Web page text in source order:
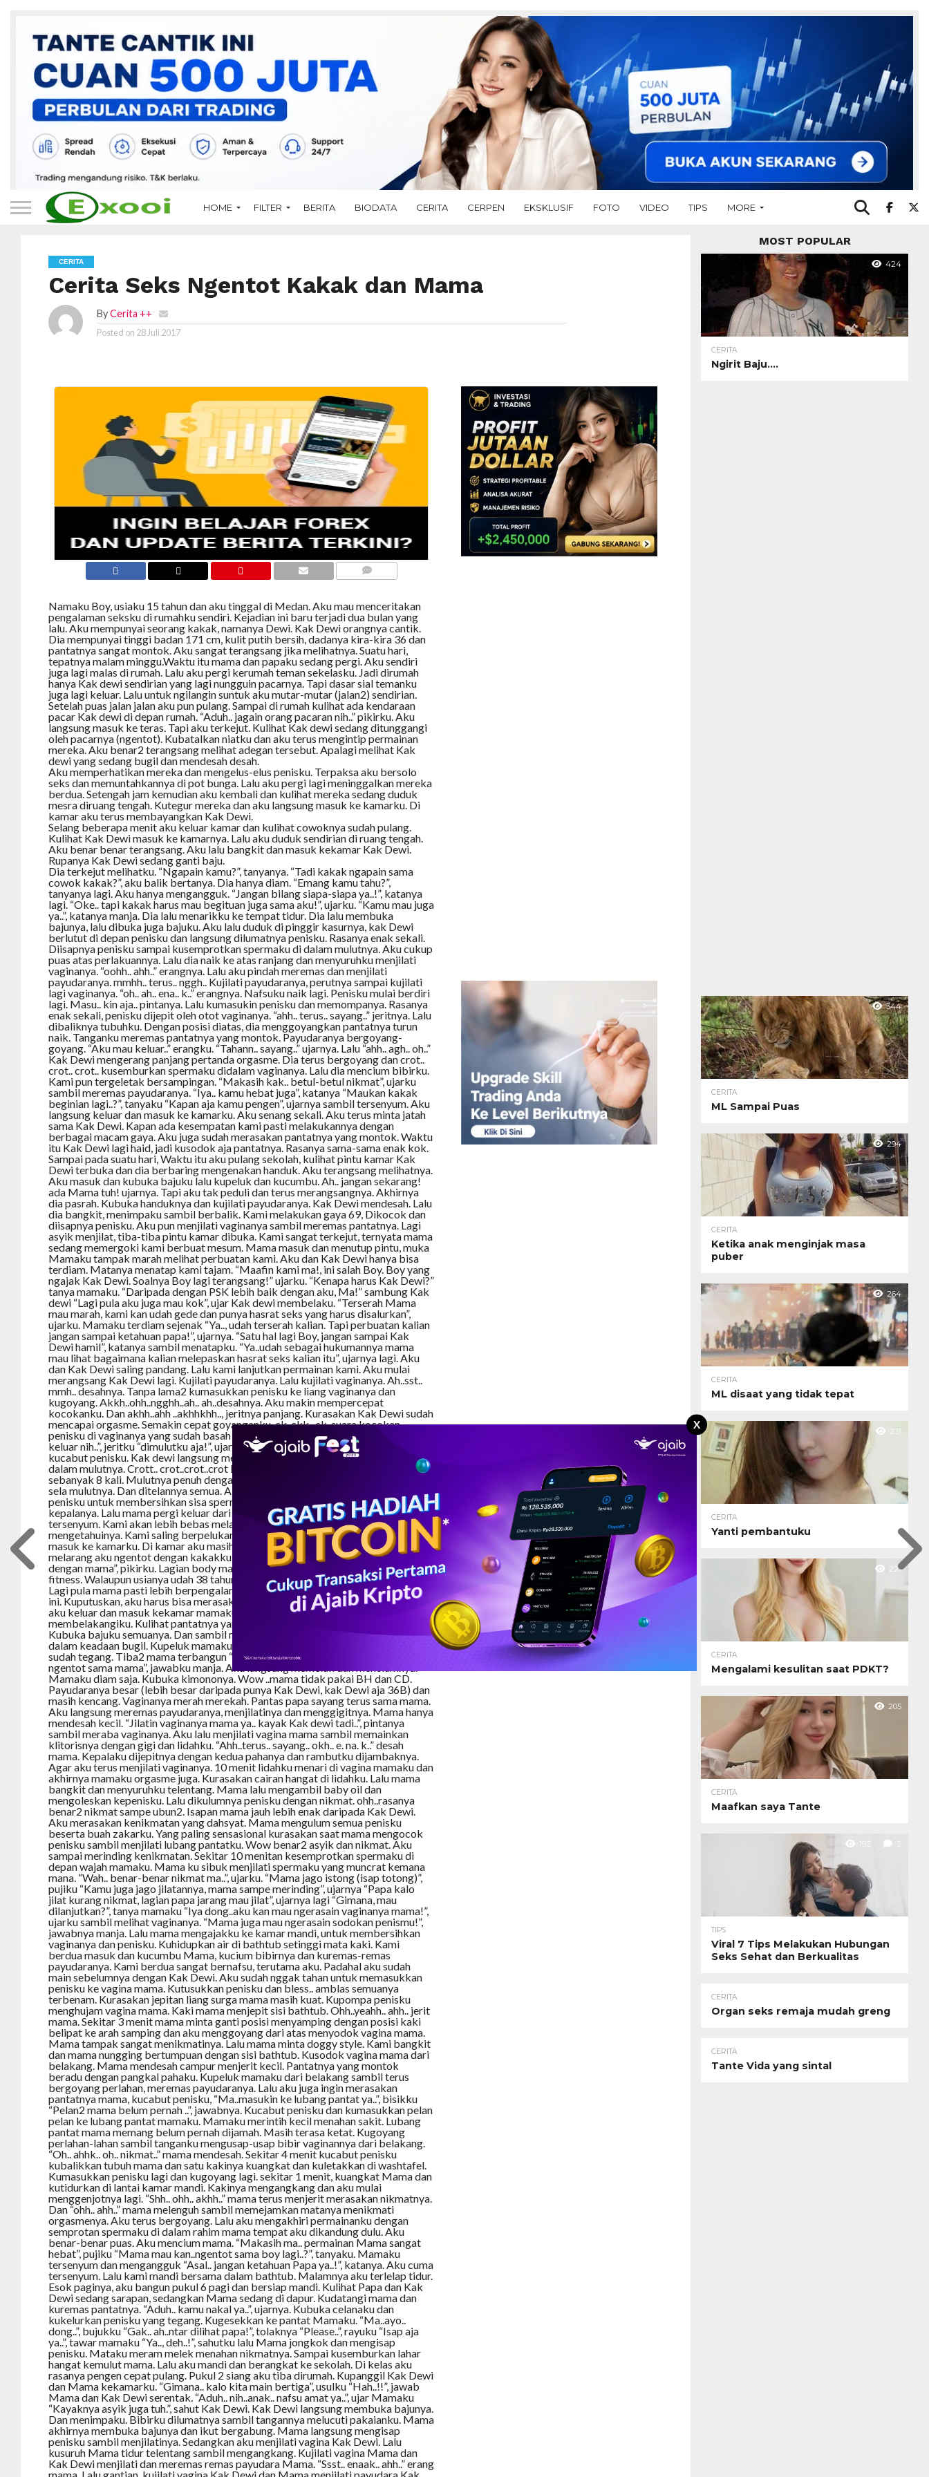
X
HOME FILTER BERITA BIODATA CERITA CERPEN EKSKLUSIF FOTO VIDEO TIPS MORE
CERITA
Cerita Seks Ngentot Kakak dan Mama
By Cerita ++
Posted on 28 Juli 2017
Namaku Boy, usiaku 15 tahun dan aku tinggal di Medan. Aku mau menceritakan
pengalaman seksku di rumahku sendiri. Kejadian ini baru terjadi dua bulan yang
lalu. Aku mempunyai seorang kakak, namanya Dewi. Kak Dewi orangnya cantik.
Dia mempunyai tinggi badan 171 cm, kulit putih bersih, dadanya kira-kira 36 dan
pantatnya sangat montok. Aku sangat terangsang jika melihatnya. Suatu hari,
tepatnya malam minggu.Waktu itu mama dan papaku sedang pergi. Aku sendiri
juga lagi malas di rumah. Lalu aku pergi kerumah teman sekelasku. Jadi dirumah
hanya Kak dewi sendirian yang lagi nungguin pacarnya. Tapi dasar sial temanku
juga lagi keluar. Lalu untuk ngilangin suntuk aku mutar-mutar (jalan2) sendirian.
Setelah puas jalan jalan aku pun pulang. Sampai di rumah kulihat ada kendaraan
pacar Kak dewi di depan rumah. “Aduh.. jagain orang pacaran nih..” pikirku. Aku
langsung masuk ke teras. Tapi aku terkejut. Kulihat Kak dewi sedang ditunggangi
oleh pacarnya (ngentot). Kubatalkan niatku dan aku terus mengintip permainan
mereka. Aku benar2 terangsang melihat adegan tersebut. Apalagi melihat Kak
dewi yang sedang bugil dan mendesah desah.
Aku memperhatikan mereka dan mengelus-elus penisku. Terpaksa aku bersolo
seks dan memuntahkannya di pot bunga. Lalu aku pergi lagi meninggalkan mereka
berdua. Setengah jam kemudian aku kembali dan kulihat mereka sedang duduk
mesra diruang tengah. Kutegur mereka dan aku langsung masuk ke kamarku. Di
kamar aku terus membayangkan Kak Dewi.
Selang beberapa menit aku keluar kamar dan kulihat cowoknya sudah pulang.
Kulihat Kak Dewi masuk ke kamarnya. Lalu aku duduk sendirian di ruang tengah.
Aku benar benar terangsang. Aku lalu bangkit dan masuk kekamar Kak Dewi.
Rupanya Kak Dewi sedang ganti baju.
Dia terkejut melihatku. “Ngapain kamu?”, tanyanya. “Tadi kakak ngapain sama
cowok kakak?”, aku balik bertanya. Dia hanya diam. “Emang kamu tahu?”,
tanyanya lagi. Aku hanya mengangguk. “Jangan bilang siapa-siapa ya..!”, katanya
lagi. “Oke.. tapi kakak harus mau begituan juga sama aku!”, ujarku. “Kamu mau juga
ya..”, katanya manja. Dia lalu menarikku ke tempat tidur. Dia lalu membuka
bajunya, lalu dibuka juga bajuku. Aku lalu duduk di pinggir kasurnya, kak Dewi
berlutut di depan penisku dan langsung dilumatnya penisku. Rasanya enak sekali.
Diisapnya penisku sampai kusemprotkan spermaku di dalam mulutnya. Aku cukup
puas atas perlakuannya. Lalu dia naik ke atas ranjang dan menyuruhku menjilati
vaginanya. “oohh.. ahh..” erangnya. Lalu aku pindah meremas dan menjilati
payudaranya. mmhh.. terus.. nggh.. Kujilati payudaranya, perutnya sampai kujilati
lagi vaginanya. “oh.. ah.. ena.. k..” erangnya. Nafsuku naik lagi. Penisku mulai berdiri
lagi. Masu.. kin aja.. pintanya. Lalu kumasukin penisku dan memompanya. Rasanya
enak sekali, penisku dijepit oleh otot vaginanya. “ahh.. terus.. sayang..” jeritnya. Lalu
dibaliknya tubuhku. Dengan posisi diatas, dia menggoyangkan pantatnya turun
naik. Tanganku meremas pantatnya yang montok. Payudaranya bergoyang-
goyang. “Aku mau keluar..” erangku. “Tahann.. sayang..” ujarnya. Lalu “ahh.. agh.. oh..”
Kak Dewi mengerang panjang pertanda orgasme. Dia terus bergoyang dan crot..
crot.. crot.. kusemburkan spermaku didalam vaginanya. Lalu dia mencium bibirku.
Kami pun tergeletak bersampingan. “Makasih kak.. betul-betul nikmat”, ujarku
sambil meremas payudaranya. “Iya.. kamu hebat juga”, katanya “Maukan kakak
beginian lagi..?”, tanyaku “Kapan aja kamu pengen”, ujarnya sambil tersenyum. Aku
langsung keluar dan masuk ke kamarku. Aku senang sekali. Aku terus minta jatah
sama Kak Dewi. Kapan ada kesempatan kami pasti melakukannya dengan
berbagai macam gaya. Aku juga sudah merasakan pantatnya yang montok. Waktu
itu Kak Dewi lagi haid, jadi kusodok aja pantatnya. Rasanya sama-sama enak kok.
Sampai pada suatu hari, Waktu itu aku pulang sekolah, kulihat pintu kamar Kak
Dewi terbuka dan dia berbaring mengenakan handuk. Aku terangsang melihatnya.
Aku masuk dan kubuka bajuku lalu kupeluk dan kucumbu. Ah.. jangan sekarang!
ada Mama tuh! ujarnya. Tapi aku tak peduli dan terus merangsangnya. Akhirnya
dia pasrah. Kubuka handuknya dan kujilati payudaranya. Kak Dewi mendesah. Lalu
dia bangkit, menimpaku sambil berbalik. Kami melakukan gaya 69, Dikocok dan
diisapnya penisku. Aku pun menjilati vaginanya sambil meremas pantatnya. Lagi
asyik menjilat, tiba-tiba pintu kamar dibuka. Kami sangat terkejut, ternyata mama
sedang memergoki kami berbuat mesum. Mama masuk dan menutup pintu, muka
Mamaku tampak marah melihat perbuatan kami. Aku dan Kak Dewi hanya bisa
terdiam. Matanya menatap kami tajam. “Maafin kami ma!, ini salah Boy. Boy yang
ngajak Kak Dewi. Soalnya Boy lagi terangsang!” ujarku. “Kenapa harus Kak Dewi?”
tanya mamaku. “Daripada dengan PSK lebih baik dengan aku, Ma!” sambung Kak
dewi “Lagi pula aku juga mau kok”, ujar Kak dewi membelaku. “Terserah Mama
mau marah, kami kan udah gede dan punya hasrat seks yang harus disalurkan”,
ujarku. Mamaku terdiam sejenak “Ya.., udah terserah kalian. Tapi perbuatan kalian
jangan sampai ketahuan papa!”, ujarnya. “Satu hal lagi Boy, jangan sampai Kak
Dewi hamil”, katanya sambil menatapku. “Ya..udah sebagai hukumannya mama
mau lihat bagaimana kalian melepaskan hasrat seks kalian itu”, ujarnya lagi. Aku
dan Kak Dewi saling pandang. Lalu kami lanjutkan permainan kami. Aku mulai
merangsang Kak Dewi lagi. Kujilati payudaranya. Lalu kujilati vaginanya. Ah..sst..
mmh.. desahnya. Tanpa lama2 kumasukkan penisku ke liang vaginanya dan
kugoyang. Akkh..ohh..ngghh..ah.. ah..desahnya. Aku makin mempercepat
kocokanku. Dan akhh..ahh ..akhhkhh.., jeritnya panjang. Kurasakan Kak Dewi sudah
mencapai orgasme. Semakin cepat goyanganku. ck .ckk.. ck..suara kocokan
penisku di vaginanya yang sudah basah bercampur cairan orgasmenya. “Mau
keluar nih..”, jeritku “dimulutku aja!”, ujarnya sambil menahan sodokan penisku,
kucabut penisku. Kak dewi langsung menggenggam penisku dan mengocoknya
dalam mulutnya. Crott.. crot..crot..crot kusemburkan spermaku ke mulutnya
sebanyak 8 kali. Mulutnya penuh dengan spermaku. Sampai menetes keluar dari
sela mulutnya. Dan ditelannya semua. Aku terbaring puas, dan Kak Dewi menjilati
penisku untuk membersihkan sisa sperma. Kulihat mama menggelengkan
kepalanya. Lalu mama pergi keluar dari kamar. Aku dan Kak Dewi hanya
tersenyum. Kami akan lebih bebas melakukannya dirumah, walaupun mama
mengetahuinya. Kami saling berpelukan dan berciuman. Aku lalu berpakaian dan
masuk ke kamarku. Di kamar aku masih memikirkan kejadian tadi. “Mama tidak
melarang aku ngentot dengan kakakku sendiri. Berarti aku juga bisa ngentot
dengan mama”, pikirku. Lagian body mama masih sip abis. Soalnya mamaku ikut
fitness. Walaupun usianya udah 38 tahun tapi masih oke (bukan membanggakan).
Lagi pula mama pasti lebih berpengalaman. Aku berpikir lama mengenai ide gilaku
ini. Kuputuskan, aku harus bisa merasakan ngentot dengan mamaku sendiri. Lalu
aku keluar dan masuk kekamar mamaku. Kulihat mamaku berbaring
membelakangiku. Kulihat pantatnya yang montok dan pahanya yang mulus.
Kubuka bajuku semuanya. Dan sambil menelan ludah aku naik ke tempat tidur
dalam keadaan bugil. Kupeluk mamaku dari belakang dan kugesek penisku yang
sudah tegang. Tiba2 mama terbangun “Ngapain kamu, Boy?”, tanyanya. “Pengen
ngentot sama mama”, jawabku manja. Aku langsung memeluk dan menciumnya.
Mamaku diam saja. Kubuka kimononya. Wow ..mama tidak pakai BH dan CD.
Payudaranya besar (lebih besar daripada punya Kak Dewi, kak Dewi aja 36B) dan
masih kencang. Vaginanya merah merekah. Pantas papa sayang terus sama mama.
Aku langsung meremas payudaranya, menjilatinya dan menggigitnya. Mama hanya
mendesah kecil. “Jilatin vaginanya mama ya.. kayak Kak dewi tadi..”, pintanya
sambil meraba vaginanya. Aku lalu menjilati vagina mama sambil memainkan
klitorisnya dengan gigi dan lidahku. “Ahh..terus.. sayang.. okh.. e. na. k..” desah
mama. Kepalaku dijepitnya dengan kedua pahanya dan rambutku dijambaknya.
Agar aku terus menjilati vaginanya. 10 menit lidahku menari di vagina mamaku dan
akhirnya mamaku orgasme juga. Kurasakan cairan hangat di lidahku. Lalu mama
bangkit dan menyuruhku telentang. Mama lalu mengambil baby oil dan
mengoleskan kepenisku. Lalu dikulumnya penisku dengan nikmat. ohh..rasanya
benar2 nikmat sampe ubun2. Isapan mama jauh lebih enak daripada Kak Dewi.
Aku merasakan kenikmatan yang dahsyat. Mama mengulum semua penisku
beserta buah zakarku. Yang paling sensasional kurasakan saat mama mengocok
penisku sambil menjilati lubang pantatku. Wow benar2 asyik dan nikmat. Aku
sampai merinding kenikmatan. Sekitar 10 menitan kesemprotkan spermaku di
depan wajah mamaku. Mama ku sibuk menjilati spermaku yang muncrat kemana
mana. “Wah.. benar-benar nikmat ma..”, ujarku. “Mama jago istong (isap totong)”,
pujiku “Kamu juga jago jilatannya, mama sampe merinding”, ujarnya “Papa kalo
jilat kurang nikmat, lagian papa jarang mau jilat”, ujarnya lagi “Gimana, mau
dilanjutkan?”, tanya mamaku “Iya dong..aku kan mau ngerasain vaginanya mama!”,
ujarku sambil melihat vaginanya. “Mama juga mau ngerasain sodokan penismu!”,
jawabnya manja. Lalu mama mengajakku ke kamar mandi, untuk membersihkan
vaginanya dan penisku. Kuhidupkan air di bathtub setinggi mata kaki. Kami
berdua masuk dan kucumbu Mama, kucium bibirnya dan kuremas-remas
payudaranya. Kami berdua sangat bernafsu, terutama aku. Padahal aku sudah
main sebelumnya dengan Kak Dewi. Aku sudah nggak tahan untuk memasukkan
penisku ke vagina mama. Kutusukkan penisku dan bless.. amblas semuanya
terbenam. Kurasakan jepitan liang surga mama masih kuat. Kupompa penisku
menghujam vagina mama. Kaki mama menjepit sisi bathtub. Ohh..yeahh.. ahh.. jerit
mama. Sekitar 3 menit mama minta ganti posisi menyamping dengan posisi kaki
belipat ke arah samping dan aku menggoyang dari atas menyodok vagina mama.
Mama tampak sangat menikmatinya. Lalu mama minta doggy style. Kami bangkit
dan mama nungging bertumpuan dengan sisi bathtub. Kusodok vagina mama dari
belakang. Mama mendesah campur menjerit kecil. Pantatnya yang montok
beradu dengan pangkal pahaku. Kupeluk mamaku dari belakang sambil terus
bergoyang perlahan, meremas payudaranya. Lalu aku juga ingin merasakan
pantatnya mama, kucabut penisku, “Ma..masukin ke lubang pantat ya..”, bisikku
“Pelan2 mama belum pernah ..”, jawabnya. Kucabut penisku dan kumasukkan pelan
pelan ke lubang pantat mamaku. Mamaku merintih kecil menahan sakit. Lubang
pantat mama memang belum pernah dijamah. Masih terasa ketat. Kugoyang
perlahan-lahan sambil tanganku mengusap-usap bibir vaginannya dari belakang.
“Oh.. ahhk.. oh.. nikmat..” mama mendesah. Sekitar 4 menit kucabut penisku
kubalikkan tubuh mama dan satu kakinya kuangkat dan kuletakkan di washtafel.
Kumasukkan penisku lagi dan kugoyang lagi. sekitar 1 menit, kuangkat Mama dan
kutidurkan di lantai kamar mandi. Kakinya mengangkang dan aku mulai
menggenjotnya lagi. “Shh.. ohh.. akhh..” mama terus menjerit merasakan nikmatnya.
Dan “ohh.. ahh..” mama melenguh sambil memejamkan matanya menikmati
orgasmenya. Aku terus bergoyang. Lalu aku mengakhiri permainanku dengan
semprotan spermaku di dalam rahim mama tempat aku dikandung dulu. Aku
benar-benar puas. Aku mencium mama. “Makasih ma.. permainan Mama sangat
hebat”, pujiku “Mama mau kan..ngentot sama boy lagi..?”, tanyaku. Mamaku
tersenyum dan mengangguk “Asal.. jangan ketahuan Papa ya..!”, katanya. Aku cuma
tersenyum. Lalu kami mandi bersama dalam bathtub. Malamnya aku terlelap tidur.
Esok paginya, aku bangun pukul 6 pagi dan bersiap mandi. Kulihat Papa dan Kak
Dewi sedang sarapan, sedangkan Mama sedang di dapur. Kudatangi mama dan
kuremas pantatnya. “Aduh.. kamu nakal ya..”, ujarnya. Kubuka celanaku dan
kukelurkan penisku yang tegang. Kugesekkan ke pantat Mamaku. “Ma..ayo..
dong..”, bujukku “Gak.. ah..ntar dilihat papa!”, tolaknya “Please..”, rayuku “Isap aja
ya..”, tawar mamaku “Ya.., deh..!”, sahutku lalu Mama jongkok dan mengisap
penisku. Mataku meram melek menahan nikmatnya. Sampai kusemburkan lahar
hangat kemulut mama. Lalu aku mandi dan berangkat ke sekolah. Di kelas aku
rasanya pengen cepat pulang. Pukul 2 siang aku tiba dirumah. Kupanggil Kak Dewi
dan Mama kekamarku. “Gimana.. kalo kita main bertiga”, usulku “Hah..!!”, jawab
Mama dan Kak Dewi serentak. “Aduh.. nih..anak.. nafsu amat ya..”, ujar Mamaku
“Kayaknya asyik juga tuh.”, sahut Kak Dewi. Kak Dewi langsung membuka bajunya.
Dan menimpaku. Bibirku dilumatnya sambil tangannya melucuti pakaianku. Mama
akhirnya membuka bajunya dan ikut bergabung. Mama langsung mengisap
penisku sambil menjilatinya. Sedangkan aku menjilati vagina Kak Dewi. Lalu
kusuruh Mama tidur telentang sambil mengangkang. Kujilati vagina Mama dan
Kak Dewi menjilati dan meremas remas payudara Mama. “Ssst.. enaak.. ahh..” erang
MOST POPULAR
424
CERITA
Ngirit Baju….
344
CERITA
ML Sampai Puas
294
CERITA
Ketika anak menginjak masa
puber
264
CERITA
ML disaat yang tidak tepat
231
CERITA
Yanti pembantuku
221
CERITA
Mengalami kesulitan saat PDKT?
205
CERITA
Maafkan saya Tante
192 2
TIPS
Viral 7 Tips Melakukan Hubungan
Seks Sehat dan Berkualitas
CERITA
Organ seks remaja mudah greng
CERITA
Tante Vida yang sintal